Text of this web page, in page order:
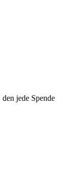
jede Spende